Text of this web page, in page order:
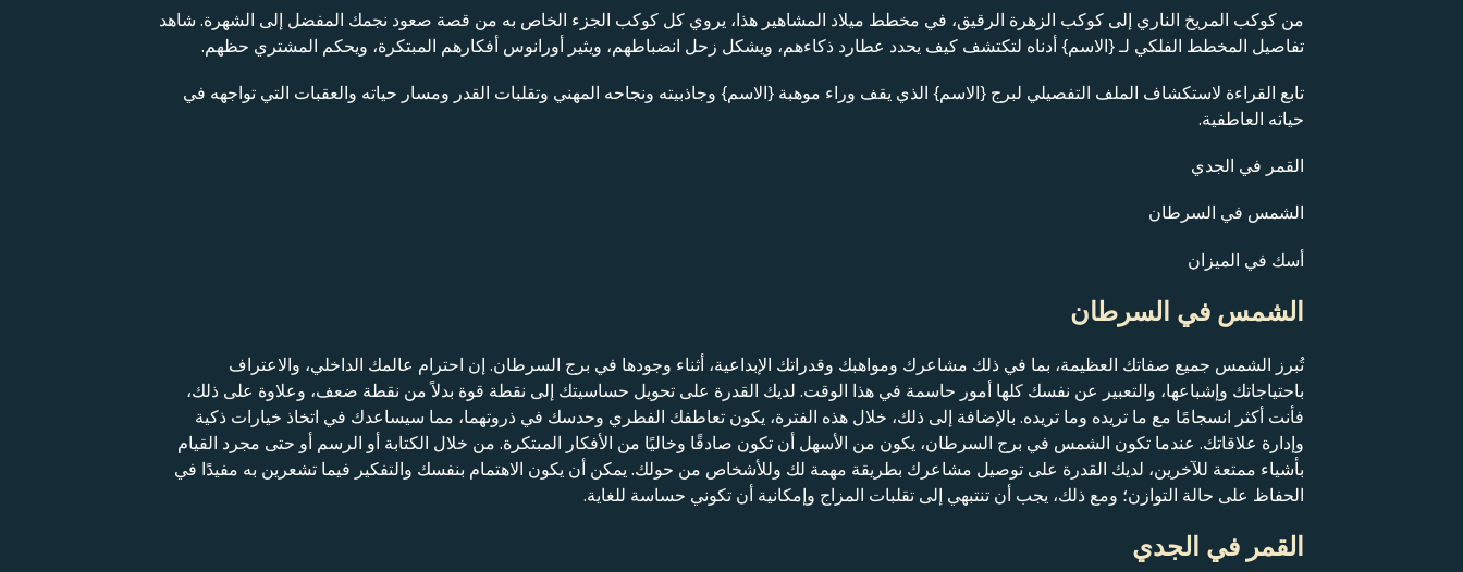
من كوكب المريخ الناري إلى كوكب الزهرة الرقيق، في مخطط ميلاد المشاهير هذا، يروي كل كوكب الجزء الخاص به من قصة صعود نجمك المفضل إلى الشهرة. شاهد
تفاصيل المخطط الفلكي لـ {الاسم} أدناه لتكتشف كيف يحدد عطارد ذكاءهم، ويشكل زحل انضباطهم، ويثير أورانوس أفكارهم المبتكرة، ويحكم المشتري حظهم.
تابع القراءة لاستكشاف الملف التفصيلي لبرج {الاسم} الذي يقف وراء موهبة {الاسم} وجاذبيته ونجاحه المهني وتقلبات القدر ومسار حياته والعقبات التي تواجهه في
حياته العاطفية.
القمر في الجدي
الشمس في السرطان
أسك في الميزان
الشمس في السرطان
تُبرز الشمس جميع صفاتك العظيمة، بما في ذلك مشاعرك ومواهبك وقدراتك الإبداعية، أثناء وجودها في برج السرطان. إن احترام عالمك الداخلي، والاعتراف
باحتياجاتك وإشباعها، والتعبير عن نفسك كلها أمور حاسمة في هذا الوقت. لديك القدرة على تحويل حساسيتك إلى نقطة قوة بدلاً من نقطة ضعف، وعلاوة على ذلك،
فأنت أكثر انسجامًا مع ما تريده وما تريده. بالإضافة إلى ذلك، خلال هذه الفترة، يكون تعاطفك الفطري وحدسك في ذروتهما، مما سيساعدك في اتخاذ خيارات ذكية
وإدارة علاقاتك. عندما تكون الشمس في برج السرطان، يكون من الأسهل أن تكون صادقًا وخاليًا من الأفكار المبتكرة. من خلال الكتابة أو الرسم أو حتى مجرد القيام
بأشياء ممتعة للآخرين، لديك القدرة على توصيل مشاعرك بطريقة مهمة لك وللأشخاص من حولك. يمكن أن يكون الاهتمام بنفسك والتفكير فيما تشعرين به مفيدًا في
الحفاظ على حالة التوازن؛ ومع ذلك، يجب أن تنتبهي إلى تقلبات المزاج وإمكانية أن تكوني حساسة للغاية.
القمر في الجدي